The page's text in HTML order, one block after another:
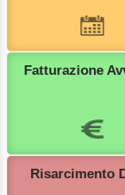
Fatturazione
Risarcimento